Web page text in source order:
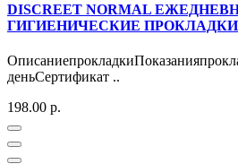
DISCREET NORMAL
ГИГИЕНИЧЕСКИЕ ПРОКЛАДКИ
деньСертификат ..
198.00 р.